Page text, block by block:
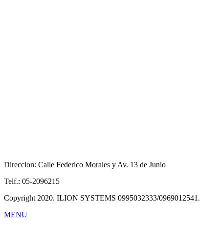
Direccion: Calle Federico Morales y Av. 13 de Junio
Telf.: 05-2096215
Copyright 2020. ILION SYSTEMS 0995032333/0969012541.
MENU